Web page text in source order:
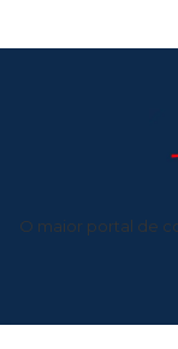
O maior portal de